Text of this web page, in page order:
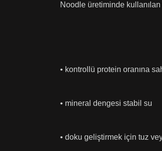
Noodle üretiminde
• kontrollü protein oranına
• mineral dengesi stabil su
• doku geliştirmek için tuz